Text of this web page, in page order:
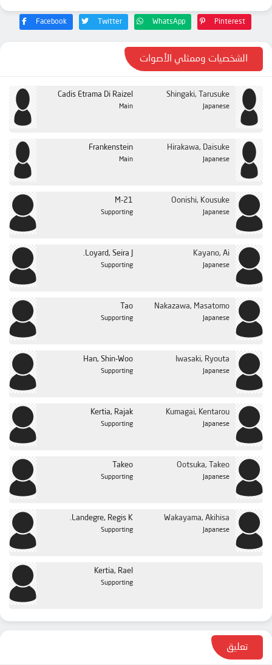
Facebook Twitter WhatsApp Pinterest
الشخصيات وممثلي الأصوات
Cadis Etrama Di Raizel
Main
Shingaki, Tarusuke
Japanese
Frankenstein
Main
Hirakawa, Daisuke
Japanese
M-21
Supporting
Oonishi, Kousuke
Japanese
Loyard, Seira J.
Supporting
Kayano, Ai
Japanese
Tao
Supporting
Nakazawa, Masatomo
Japanese
Han, Shin-Woo
Supporting
Iwasaki, Ryouta
Japanese
Kertia, Rajak
Supporting
Kumagai, Kentarou
Japanese
Takeo
Supporting
Ootsuka, Takeo
Japanese
Landegre, Regis K.
Supporting
Wakayama, Akihisa
Japanese
Kertia, Rael
Supporting
تعليق